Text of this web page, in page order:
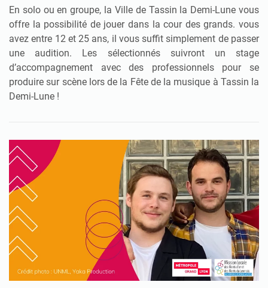
En solo ou en groupe, la Ville de Tassin la Demi-Lune vous
offre la possibilité de jouer dans la cour des grands. vous
avez entre 12 et 25 ans, il vous suffit simplement de passer
une audition. Les sélectionnés suivront un stage
d’accompagnement avec des professionnels pour se
produire sur scène lors de la Fête de la musique à Tassin la
Demi-Lune !